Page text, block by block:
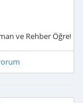
ve Rehber